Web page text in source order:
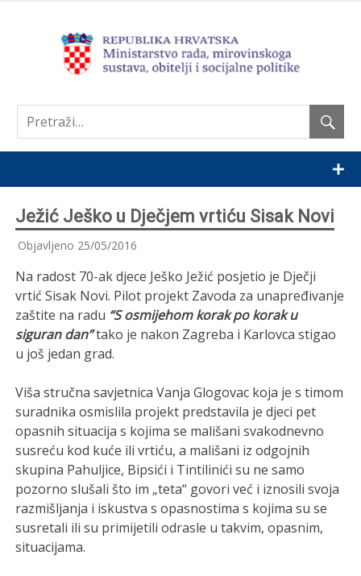
Ježić Ješko u Dječjem vrtiću Sisak Novi
Objavljeno 25/05/2016
Na radost 70-ak djece Ješko Ježić posjetio je Dječji
vrtić Sisak Novi. Pilot projekt Zavoda za unapređivanje
zaštite na radu “S osmijehom korak po korak u
siguran dan”tako je nakon Zagreba i Karlovca stigao
u još jedan grad.
Viša stručna savjetnica Vanja Glogovac koja je s timom
suradnika osmislila projekt predstavila je djeci pet
opasnih situacija s kojima se mališani svakodnevno
susreću kod kuće ili vrtiću, a mališani iz odgojnih
skupina Pahuljice, Bipsići i Tintilinići su ne samo
pozorno slušali što im „teta“ govori već i iznosili svoja
razmišljanja i iskustva s opasnostima s kojima su se
susretali ili su primijetili odrasle u takvim, opasnim,
situacijama.